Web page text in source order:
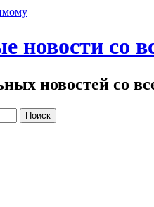
новости со
новостей со